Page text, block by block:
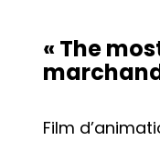
« The
Film